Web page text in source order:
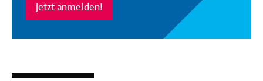
Jetzt anmelden!